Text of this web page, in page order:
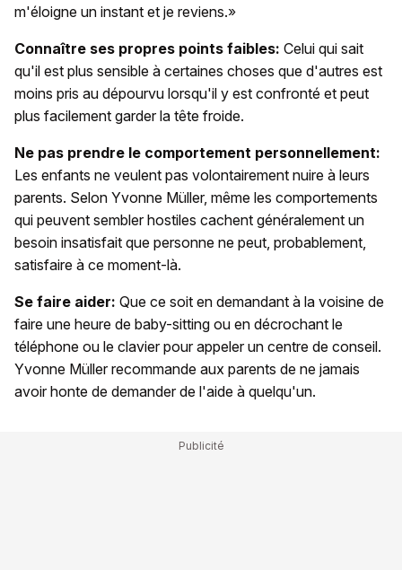
m'éloigne un instant et je reviens.»
Connaître ses propres points faibles: Celui qui sait
qu'il est plus sensible à certaines choses que d'autres est
moins pris au dépourvu lorsqu'il y est confronté et peut
plus facilement garder la tête froide.
Ne pas prendre le comportement personnellement:
Les enfants ne veulent pas volontairement nuire à leurs
parents. Selon Yvonne Müller, même les comportements
qui peuvent sembler hostiles cachent généralement un
besoin insatisfait que personne ne peut, probablement,
satisfaire à ce moment-là.
Se faire aider: Que ce soit en demandant à la voisine de
faire une heure de baby-sitting ou en décrochant le
téléphone ou le clavier pour appeler un centre de conseil.
Yvonne Müller recommande aux parents de ne jamais
avoir honte de demander de l'aide à quelqu'un.